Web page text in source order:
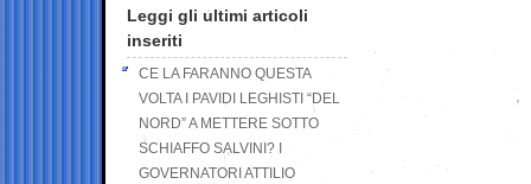
Leggi gli ultimi articoli
inseriti
CE LA FARANNO QUESTA
VOLTA I PAVIDI LEGHISTI “DEL
NORD” A METTERE SOTTO
SCHIAFFO SALVINI? I
GOVERNATORI ATTILIO